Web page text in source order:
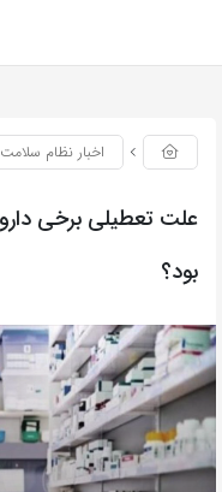
اخبار نظام سلامت
بود؟